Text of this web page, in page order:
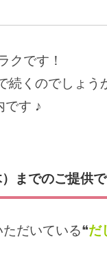
クです！
続くのでしょう
です ♪
までのご提供で
だいている❝だ